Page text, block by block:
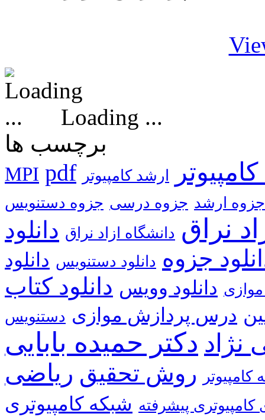
Loading ...
برچسب ها
MPI pdf
ارشد کامپیوتر
جزوه ارشد جزوه درسی جزوه دستنویس
نراق دانشگاه ازاد نراق
جزوه دانلود دستنویس دانلود
دانلود وویس دانلود کتاب
درس پردازش موازی دستنویس
نژاد دکتر حمیده بابایی
کامپیوتر روش تحقیق ریاضی
پیشرفته شبکه کامپیوتری